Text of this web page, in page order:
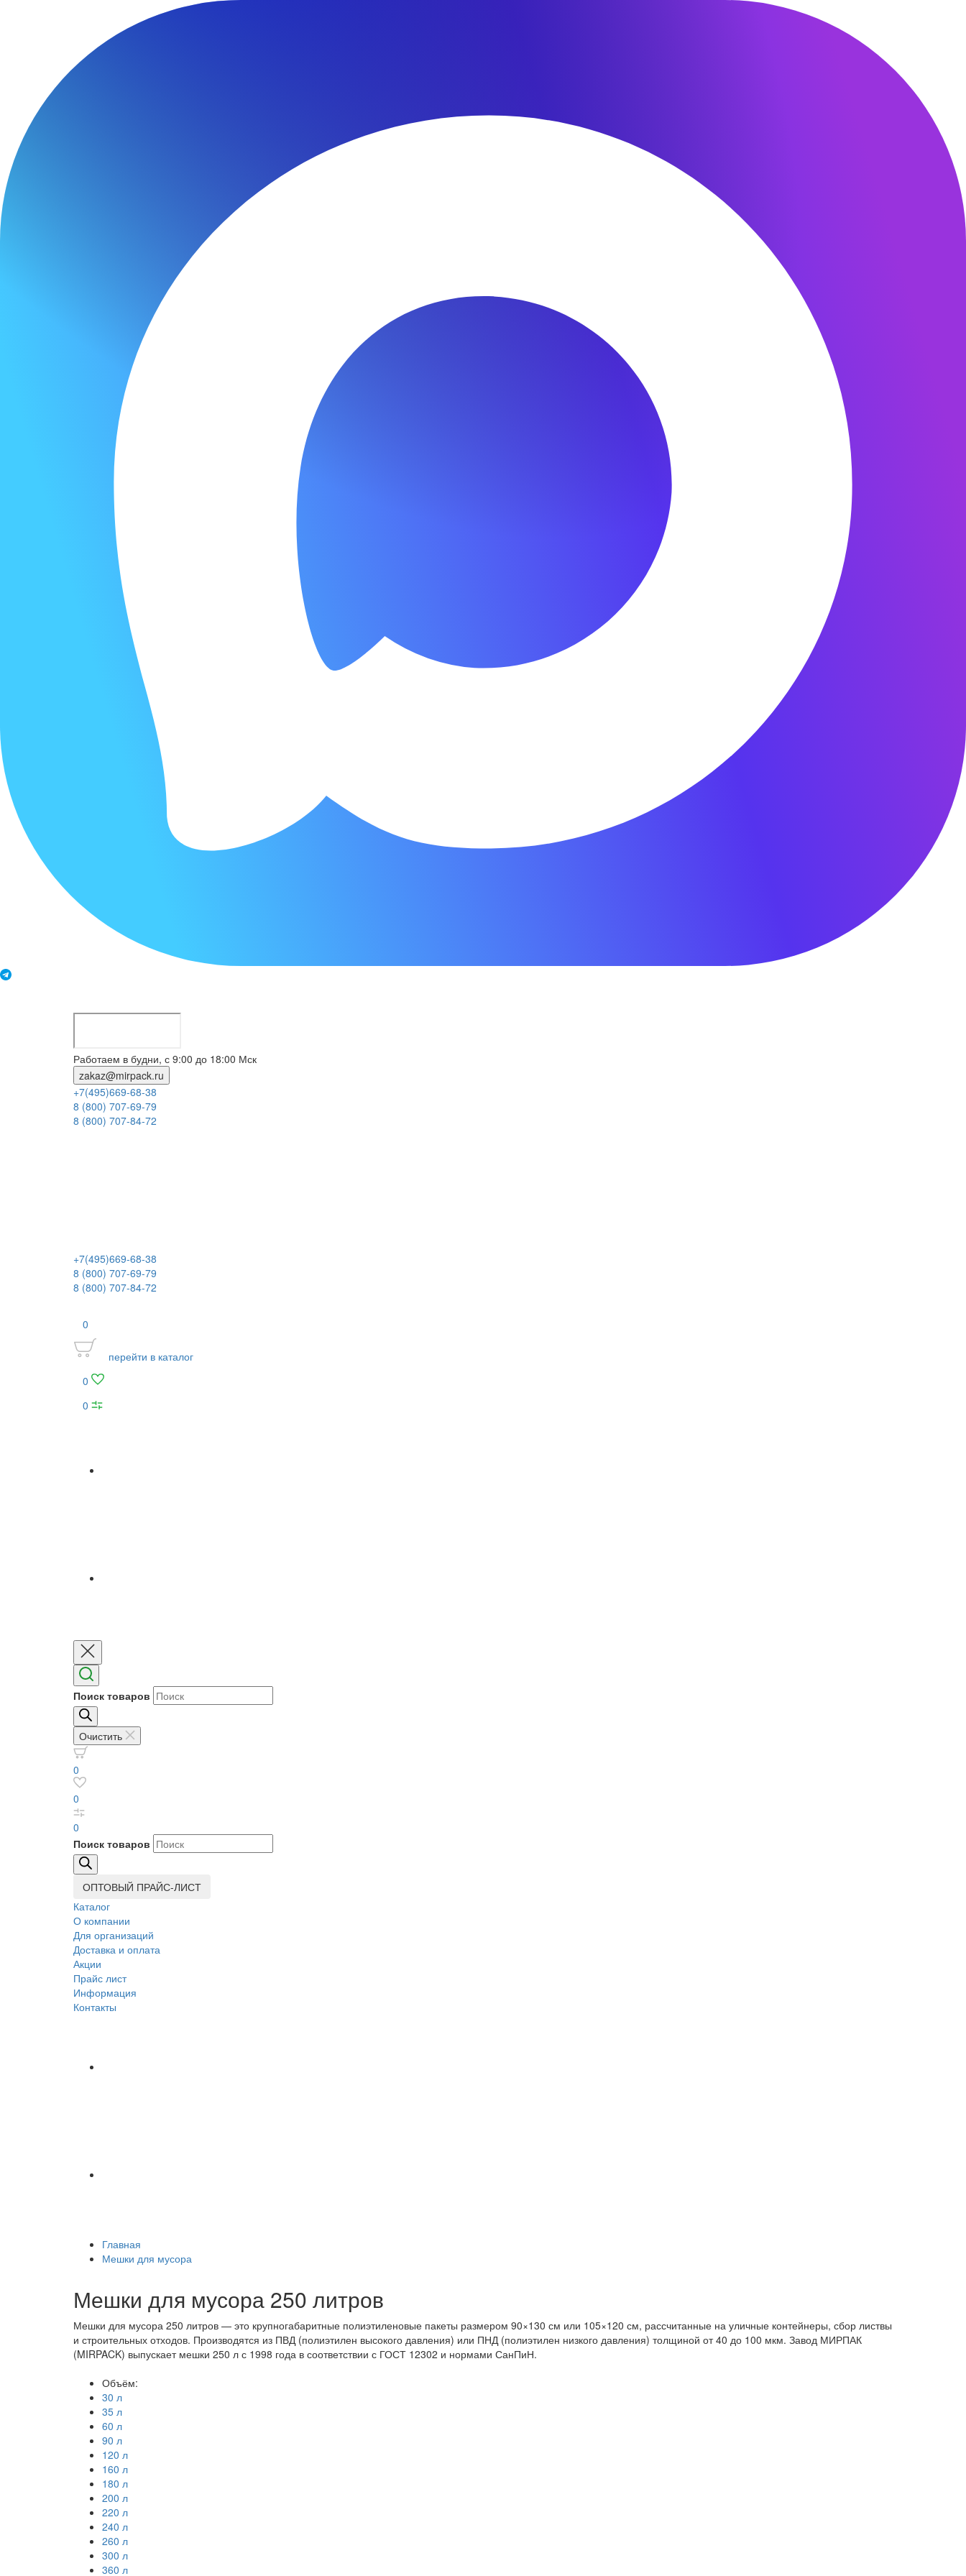
Работаем в будни, с 9:00 до 18:00 Мск
zakaz@mirpack.ru
+7(495)669-68-38
8 (800) 707-69-79
8 (800) 707-84-72
+7(495)669-68-38
8 (800) 707-69-79
8 (800) 707-84-72
0
перейти в каталог
0
0
Поиск товаров
Очистить
0
0
0
Поиск товаров
ОПТОВЫЙ ПРАЙС-ЛИСТ
Каталог
О компании
Для организаций
Доставка и оплата
Акции
Прайс лист
Информация
Контакты
Главная
Мешки для мусора
Мешки для мусора 250 литров
Мешки для мусора 250 литров — это крупногабаритные полиэтиленовые пакеты размером 90×130 см или 105×120 см, рассчитанные на уличные контейнеры, сбор листвы
и строительных отходов. Производятся из ПВД (полиэтилен высокого давления) или ПНД (полиэтилен низкого давления) толщиной от 40 до 100 мкм. Завод МИРПАК
(MIRPACK) выпускает мешки 250 л с 1998 года в соответствии с ГОСТ 12302 и нормами СанПиН.
Объём:
30 л
35 л
60 л
90 л
120 л
160 л
180 л
200 л
220 л
240 л
260 л
300 л
360 л